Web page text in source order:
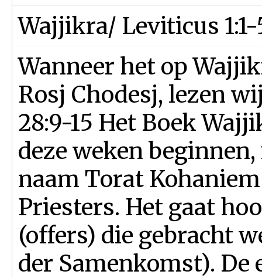
Wajjikra/ Leviticus 1:1-
Wanneer het op
Rosj Chodesj, lezen
28:9-15 Het Boek
deze weken
naam Torat
Priesters. Het gaat
(offers) die gebracht
der Samenkomst). De